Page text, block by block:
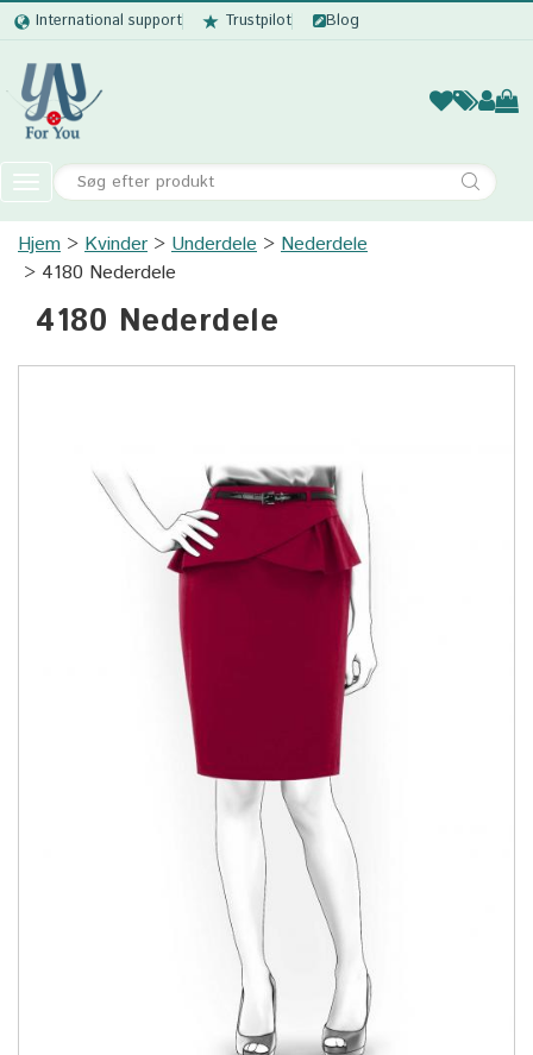
International support Trustpilot Blog
Kvinder
Toggle
navigation
Kvinder
Hjem Kvinder Underdele
Nederdele
4180 Nederdele
4180 Nederdele